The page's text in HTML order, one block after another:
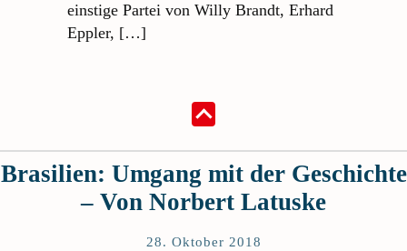
einstige Partei von Willy Brandt, Erhard
Eppler, […]
Brasilien: Umgang mit der Geschichte
– Von Norbert Latuske
28. Oktober 2018